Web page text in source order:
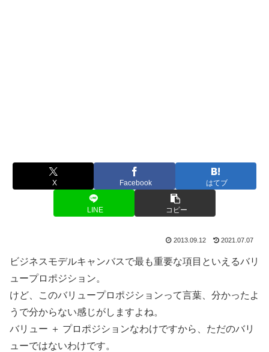
X Facebook はてブ
LINE コピー
2013.09.12 2021.07.07
ビジネスモデルキャンバスで最も重要な項目といえるバリ
ュープロポジション。
けど、このバリュープロポジションって言葉、分かったよ
うで分からない感じがしますよね。
バリュー ＋ プロポジションなわけですから、ただのバリ
ューではないわけです。